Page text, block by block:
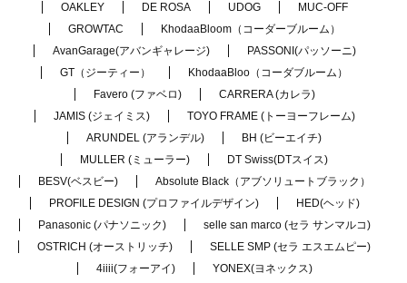
OAKLEY DE ROSA UDOG
MUC-OFF
GROWTAC
KhodaaBloom（コーダーブルーム）
AvanGarage(アバンギャレージ)
PASSONI(パッソーニ)
GT（ジーティー）
KhodaaBloo（コーダブルーム）
Favero (ファベロ)
CARRERA (カレラ)
JAMIS (ジェイミス)
TOYO FRAME (トーヨーフレーム)
ARUNDEL (アランデル)
BH (ビーエイチ)
MULLER (ミューラー)
DT Swiss(DTスイス)
BESV(ベスビー)
Absolute Black（アブソリュートブラック）
PROFILE DESIGN (プロファイルデザイン)
HED(ヘッド)
Panasonic (パナソニック)
selle san marco (セラ サンマルコ)
OSTRICH (オーストリッチ)
SELLE SMP (セラ エスエムピー)
4iiii(フォーアイ)
YONEX(ヨネックス)